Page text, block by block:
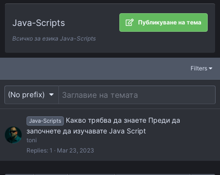
Java-Scripts Публикуване на тема
Всичко за езика Java-Scripts
Filters
(No prefix)
Java-Scripts
Какво трябва да знаете Преди да
започнете да изучавате Java Script
toni
Replies 1 Mar 23, 2023